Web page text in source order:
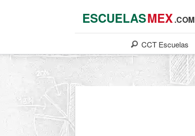
ESCUELASMEX.COM
CCT Escuelas